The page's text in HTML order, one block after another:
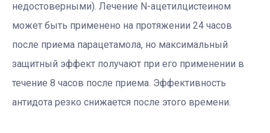
недостоверными). Лечение N-ацетилцистеином
может быть применено на протяжении 24 часов
после приема парацетамола, но максимальный
защитный эффект получают при его применении в
течение 8 часов после приема. Эффективность
антидота резко снижается после этого времени.